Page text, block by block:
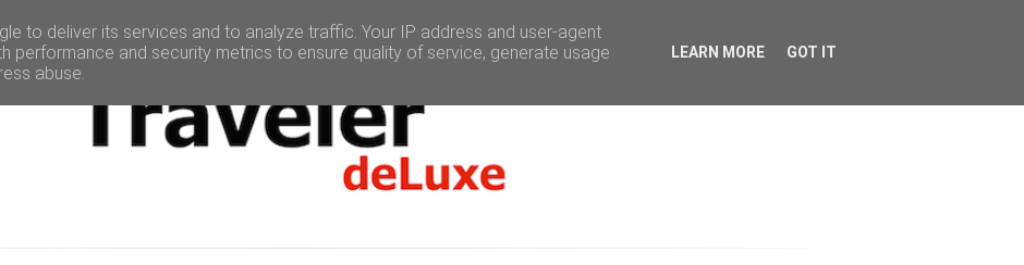
to deliver its services and to analyze traffic. Your IP address and user-agent
performance and security metrics to ensure quality of service, generate usage
abuse.
LEARN MORE GOT IT